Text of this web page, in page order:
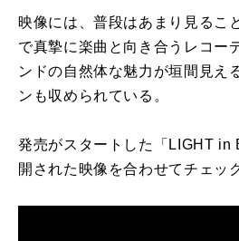
映像には、普段はあまり見るこ
で真摯に楽曲と向き合うレコー
ンドの自然体な魅力が垣間見え
ンも収められている。
発売がスタートした「LIGHT in
開された映像を合わせてチェッ